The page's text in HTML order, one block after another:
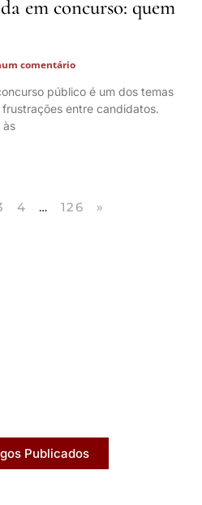
em concurso: quem
comentário
público é um dos temas
entre candidatos.
às
4 … 126 »
Publicados